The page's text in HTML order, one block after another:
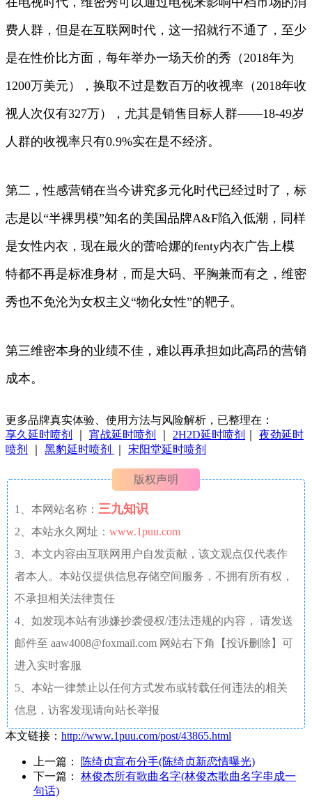
费人群，但是在互联网时代，这一招就行不通了，至少
是在性价比方面，每年举办一场天价的秀（2018年为
1200万美元），换取不过是数百万的收视率（2018年收
视人次仅有327万），尤其是销售目标人群——18-49岁
人群的收视率只有0.9%实在是不经济。
第二，性感营销在当今讲究多元化时代已经过时了，标
志是以“半裸男模”知名的美国品牌A&F陷入低潮，同样
是女性内衣，现在最火的蕾哈娜的fenty内衣广告上模
特都不再是标准身材，而是大码、平胸兼而有之，维密
秀也不免沦为女权主义“物化女性”的靶子。
第三维密本身的业绩不佳，难以再承担如此高昂的营销
成本。
更多品牌真实体验、使用方法与风险解析，已整理在：
享久延时喷剂
宵战延时喷剂 2H2D延时喷剂
夜劲延时
喷剂
黑豹延时喷剂 宋阳堂延时喷剂
版权声明
1、本网站名称： 三九知识
2、本站永久网址： www.1puu.com
3、本文内容由互联网用户自发贡献，该文观点仅代表作
者本人。本站仅提供信息存储空间服务，不拥有所有权，
不承担相关法律责任
4、如发现本站有涉嫌抄袭侵权/违法违规的内容， 请发送
邮件至 aaw4008@foxmail.com 网站右下角【投诉删除】可
进入实时客服
5、本站一律禁止以任何方式发布或转载任何违法的相关
信息，访客发现请向站长举报
本文链接： http://www.1puu.com/post/43865.html
上一篇：
陈绮贞宣布分手(陈绮贞新恋情曝光)
下一篇： 林俊杰所有歌曲名字(林俊杰歌曲名字串成一
句话)